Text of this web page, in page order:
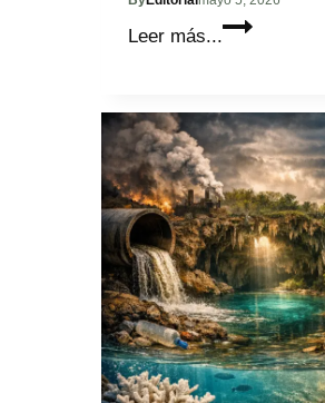
Leer más...
Conoce
Miguel
Velázquez
Sedas:
Semillas
de
Justicia
y
el
Derecho
Disciplinario